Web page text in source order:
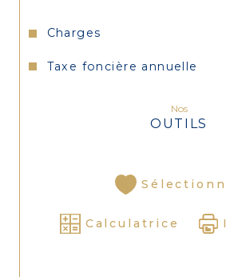
Charges
Taxe foncière annuelle
Nos
OUTILS
Calculatrice